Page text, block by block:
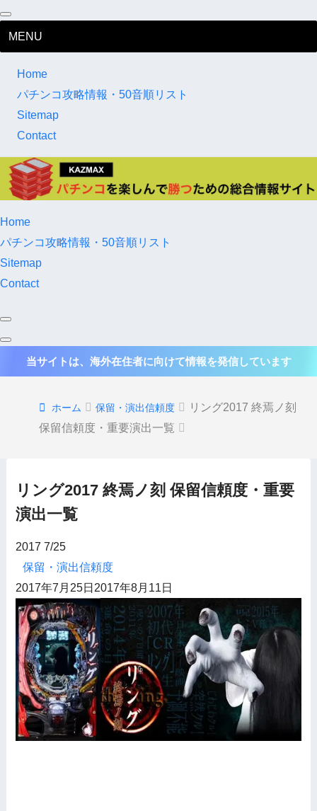
MENU
Home
パチンコ攻略情報・50音順リスト
Sitemap
Contact
Home
パチンコ攻略情報・50音順リスト
Sitemap
Contact
当サイトは、海外在住者に向けて情報を発信しています
ホーム 保留・演出信頼度
リング2017 終焉ノ刻
保留信頼度・重要演出一覧
リング2017 終焉ノ刻 保留信頼度・重要
演出一覧
2017 7/25
保留・演出信頼度
2017年7月25日 2017年8月11日